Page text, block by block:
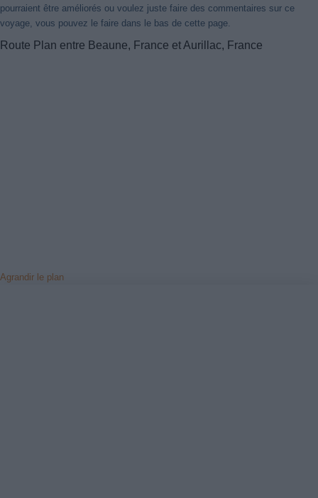
pourraient être améliorés ou voulez juste faire des commentaires sur ce
voyage, vous pouvez le faire dans le bas de cette page.
Route Plan entre Beaune, France et Aurillac, France
Agrandir le plan